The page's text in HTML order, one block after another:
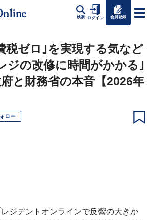
検索 ログイン 会員登録
税ゼロ｣を実現する気など
の改修に時間がかかる｣
と財務省の本音【2026年
ロー
ジデントオンラインで反響の大きか